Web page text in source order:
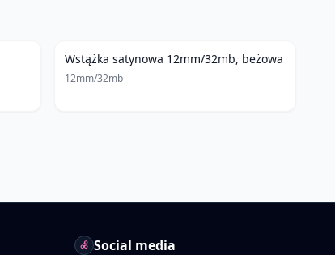
Wstążka satynowa 12mm/32mb, beżowa
12mm/32mb
Social media